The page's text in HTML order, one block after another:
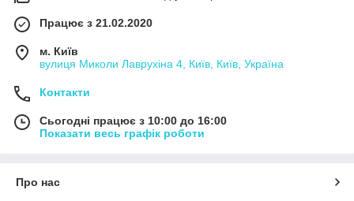
Працює з 21.02.2020
м. Київ
вулиця Миколи Лаврухіна 4, Київ, Київ, Україна
Контакти
Сьогодні працює з 10:00 до 16:00
Показати весь графік роботи
Про нас